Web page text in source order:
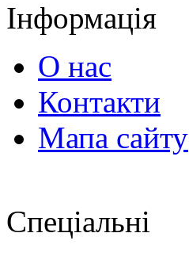
Інформація
О нас
Контакти
Мапа сайту
Спеціальні